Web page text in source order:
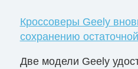
Кроссоверы Geely
сохранению
Две модели Geely